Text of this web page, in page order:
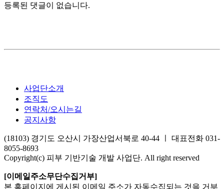
등록된 댓글이 없습니다.
사업단소개
조직도
연락처/오시는길
공지사항
(18103) 경기도 오산시 가장산업서북로 40-44 ㅣ 대표전화 031-
8055-8693
Copyright(c) 피부 기반기술 개발 사업단. All right reserved
[이메일주소무단수집거부]
본 홈페이지에 게시된 이메일 주소가 자동수집되는 것을 거부